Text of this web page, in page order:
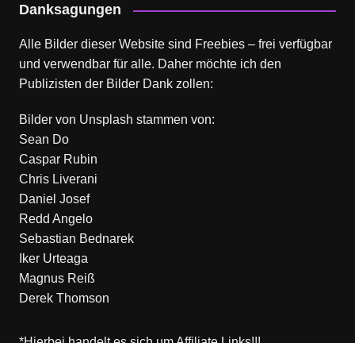
Danksagungen
Alle Bilder dieser Website sind Freebies – frei verfügbar
und verwendbar für alle. Daher möchte ich den
Publizisten der Bilder Dank zollen:
Bilder von Unsplash stammen von:
Sean Do
Caspar Rubin
Chris Liverani
Daniel Josef
Redd Angelo
Sebastian Bednarek
Iker Urteaga
Magnus Reiß
Derek Thomson